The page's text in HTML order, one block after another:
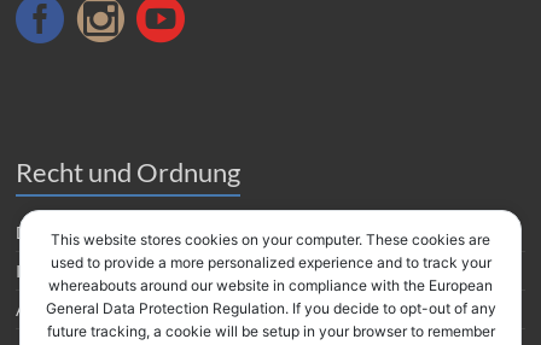
Recht und Ordnung
Datenverarbeitung
Impressum
Amazon Partnerprogramm
This website stores cookies on your computer. These cookies are
used to provide a more personalized experience and to track your
whereabouts around our website in compliance with the European
General Data Protection Regulation. If you decide to opt-out of any
future tracking, a cookie will be setup in your browser to remember